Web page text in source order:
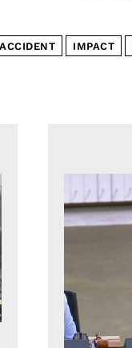
ACCIDENT IMPACT